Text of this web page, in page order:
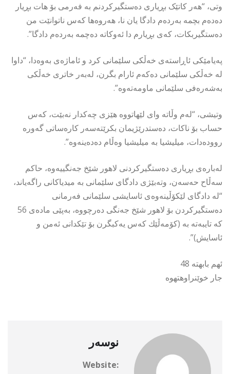
وتی، “هەر کاتێک بڕیاری دەستگیرکردنم بە فەرمی بۆ هات بڕیار
دەدەم بچمە بەردەم دادگا یان نا، هەروەها کەس ناتوانێت من
دەستگیربکات، کەی بڕیارم دا ئەوکاتە دەچمە بەردەم دادگا”.
پەیامێکی ئاڕاستەی خەڵکی سلێمانی کرد و ئاماژەی بەوەدا، “داوا
لە خەڵکی سلێمانی دەکەم ئارام بگرن، لەبەر خاتری خەڵکی
بەشەرەفی سلێمانی ماومەتەوە”.
وتیشی، “لەم وڵاتە وای لێهاتووە هێزی چەکدار نەبێت، کەس
حساب بۆ ناکات، دەستدرێژیمان بکرێتەسەر کارەساتی گەورە
روودەدات، میلیشیا بە میلیشیا وەڵام دەدەینەوە”.
لەبارەی بڕیاری دەستگیرکردنی لاهور شێخ جەنگییەوە، حاکم
سەڵاح حەسەن، وتەبێژی دادگای سلێمانی بە میدیاکانی راگەیاند،
“لە دادگای لێكۆڵینەوەی ئاسایشی سلێمانی فەرمانی
دەستگیركردن بۆ لاهور شێخ جەنگی دەرچووە، بەپێی مادەی 56
كە تایبەتە بە (كۆمەڵێك كەس یەكبگرن بۆ تێكدانی ئەمن و
ئاسایش)”.
ئهم بابهته 48
جار خوێنراوهتهوه
نوسەر
Website: